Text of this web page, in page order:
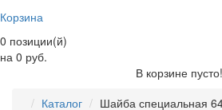
Корзина
0 позиции(й)
на 0 руб.
В корзине пусто!
Каталог
Шайба специальная